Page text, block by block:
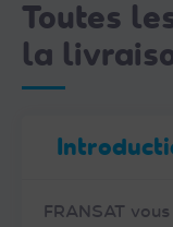
Toutes
la
FRANSAT